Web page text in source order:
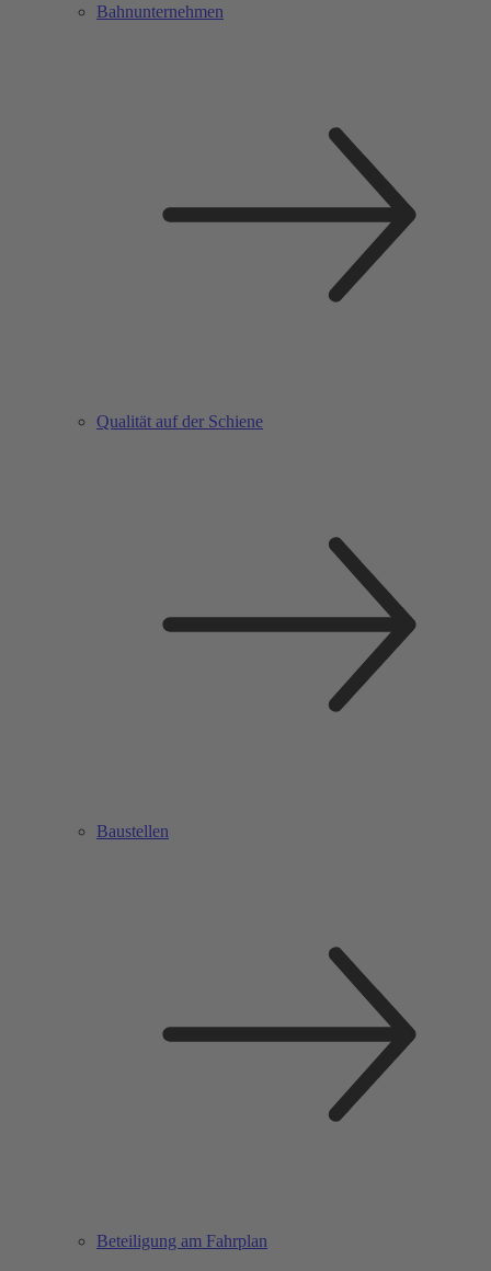
Bahnunternehmen
Qualität auf der Schiene
Baustellen
Beteiligung am Fahrplan